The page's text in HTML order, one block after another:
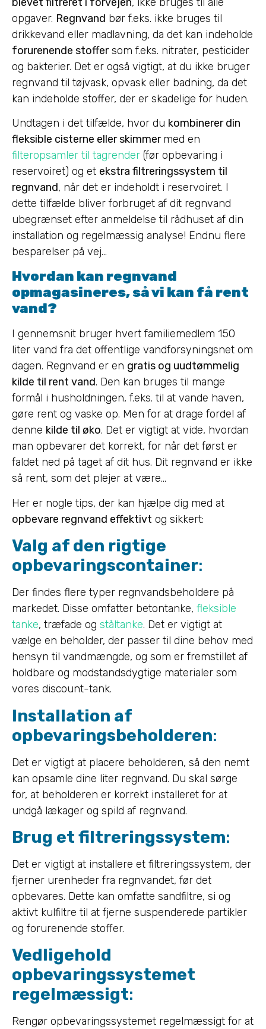
opgaver. Regnvand bør f.eks. ikke bruges til
drikkevand eller madlavning, da det kan indeholde
forurenende stoffersom f.eks. nitrater, pesticider
og bakterier. Det er også vigtigt, at du ikke bruger
regnvand til tøjvask, opvask eller badning, da det
kan indeholde stoffer, der er skadelige for huden.
Undtagen i det tilfælde, hvor du kombinerer din
fleksible cisterne eller skimmermed en
filteropsamler til tagrender (før opbevaring i
reservoiret) og et ekstra filtreringssystem til
regnvand, når det er indeholdt i reservoiret. I
dette tilfælde bliver forbruget af dit regnvand
ubegrænset efter anmeldelse til rådhuset af din
installation og regelmæssig analyse! Endnu flere
besparelser på vej…
Hvordan kan regnvand
opmagasineres, så vi kan få rent
vand?
I gennemsnit bruger hvert familiemedlem 150
liter vand fra det offentlige vandforsyningsnet om
dagen. Regnvand er en gratis og uudtømmelig
kilde til rent vand. Den kan bruges til mange
formål i husholdningen, f.eks. til at vande haven,
gøre rent og vaske op. Men for at drage fordel af
denne kilde til øko. Det er vigtigt at vide, hvordan
man opbevarer det korrekt, for når det først er
faldet ned på taget af dit hus. Dit regnvand er ikke
så rent, som det plejer at være…
Her er nogle tips, der kan hjælpe dig med at
opbevare regnvand effektivt og sikkert:
Valg af den rigtige
opbevaringscontainer:
Der findes flere typer regnvandsbeholdere på
markedet. Disse omfatter betontanke, fleksible
tanke, træfade og ståltanke. Det er vigtigt at
vælge en beholder, der passer til dine behov med
hensyn til vandmængde, og som er fremstillet af
holdbare og modstandsdygtige materialer som
vores discount-tank.
Installation af
opbevaringsbeholderen:
Det er vigtigt at placere beholderen, så den nemt
kan opsamle dine liter regnvand. Du skal sørge
for, at beholderen er korrekt installeret for at
undgå lækager og spild af regnvand.
Brug et filtreringssystem:
Det er vigtigt at installere et filtreringssystem, der
fjerner urenheder fra regnvandet, før det
opbevares. Dette kan omfatte sandfiltre, si og
aktivt kulfiltre til at fjerne suspenderede partikler
og forurenende stoffer.
Vedligehold
opbevaringssystemet
regelmæssigt:
Rengør opbevaringssystemet regelmæssigt for at